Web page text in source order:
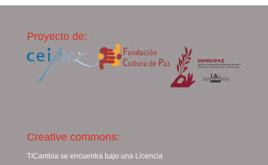
Proyecto de:
Creative commons:
TICambia se encuentra bajo una Licencia